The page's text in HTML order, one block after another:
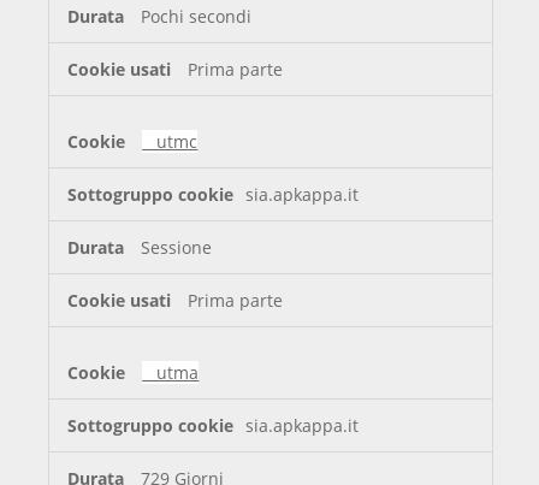
Pochi secondi
Prima parte
__utmc
sia.apkappa.it
Sessione
Prima parte
__utma
sia.apkappa.it
729 Giorni